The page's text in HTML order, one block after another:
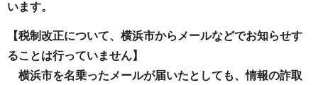
います。
【税制改正について、横浜市からメールなどでお知らせす
ることは行っていません】
横浜市を名乗ったメールが届いたとしても、情報の詐取